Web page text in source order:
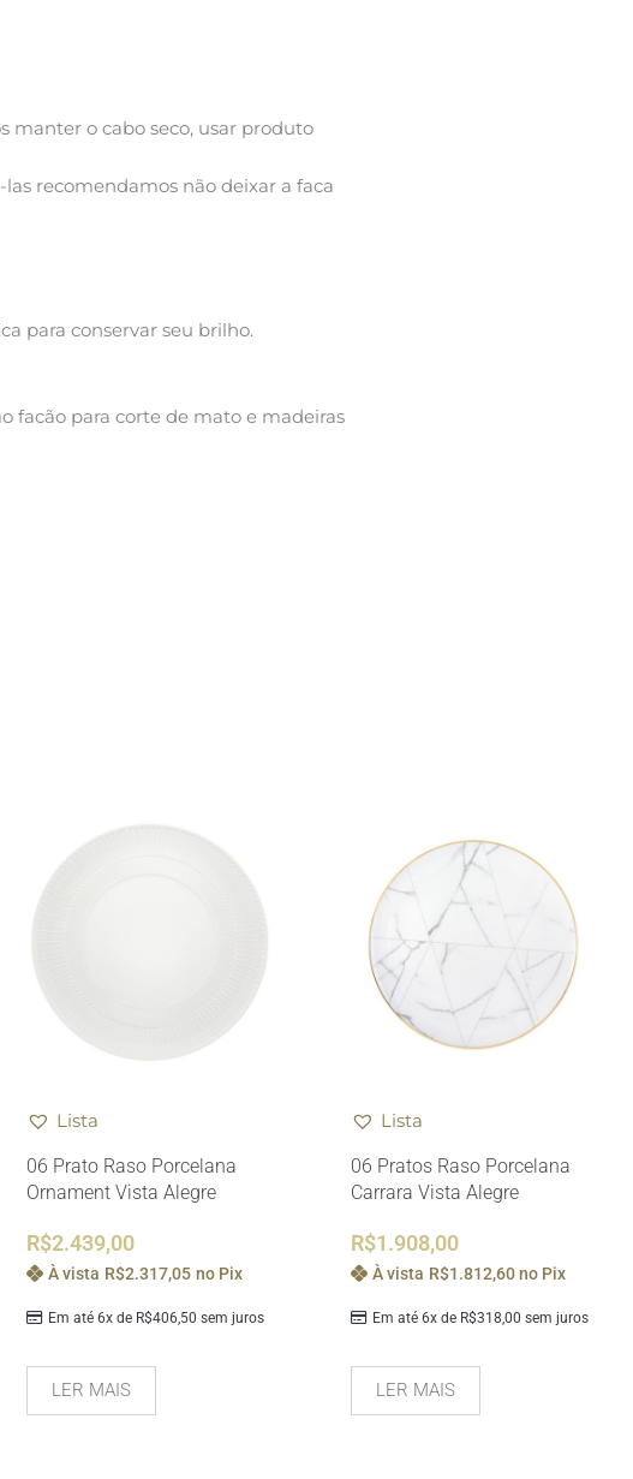
manter o cabo seco, usar produto
recomendamos não deixar a faca
para conservar seu brilho.
facão para corte de mato e madeiras
Lista
06 Prato Raso Porcelana
Ornament Vista Alegre
R$2.439,00
Em até 6x de R$406,50 sem juros
À vista R$2.317,05 no Pix
LER MAIS
Lista
06 Pratos Raso Porcelana
Carrara Vista Alegre
R$1.908,00
Em até 6x de R$318,00 sem juros
À vista R$1.812,60 no Pix
LER MAIS